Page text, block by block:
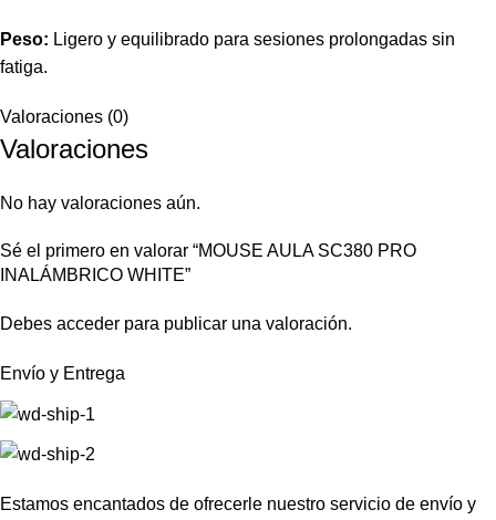
Peso: Ligero y equilibrado para sesiones prolongadas sin
fatiga.
Valoraciones (0)
Valoraciones
No hay valoraciones aún.
Sé el primero en valorar “MOUSE AULA SC380 PRO
INALÁMBRICO WHITE”
Debes acceder para publicar una valoración.
Envío y Entrega
Estamos encantados de ofrecerle nuestro servicio de envío y